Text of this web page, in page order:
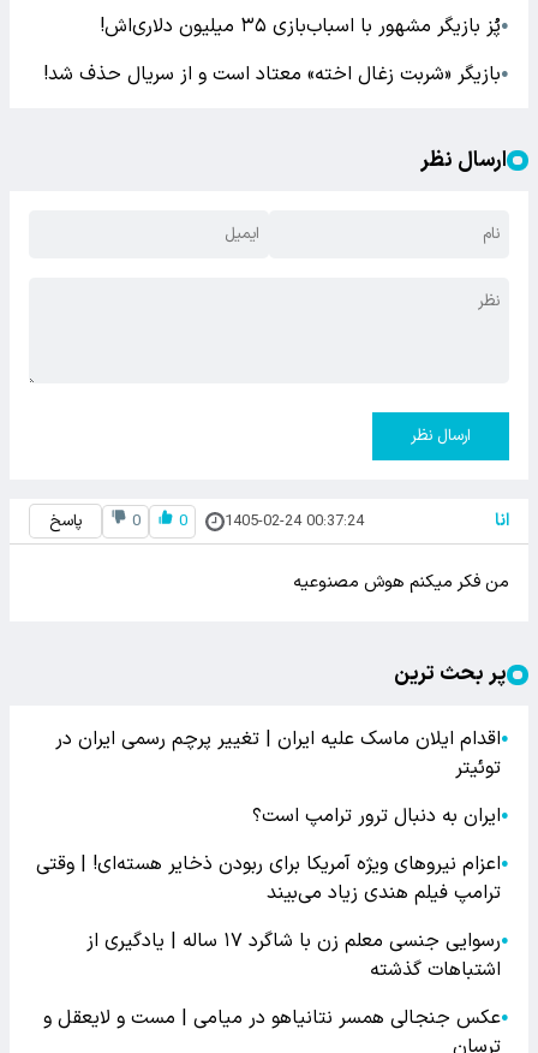
●پُز بازیگر مشهور با اسباب‌بازی ۳۵ میلیون دلاری‌اش!
●بازیگر «شربت زغال اخته» معتاد است و از سریال حذف شد!
ارسال نظر
ارسال نظر
انا 1405-02-24 00:37:24
0
0 پاسخ
من فکر میکنم هوش مصنوعیه
پر بحث ترین
●اقدام ایلان ماسک علیه ایران | تغییر پرچم رسمی ایران در
توئیتر
●ایران به دنبال ترور ترامپ است؟
●اعزام نیروهای ویژه آمریکا برای ربودن ذخایر هسته‌ای! | وقتی
ترامپ فیلم هندی زیاد می‌بیند
●
رسوایی جنسی معلم زن با شاگرد ۱۷ ساله | یادگیری از
اشتباهات گذشته
●عکس جنجالی همسر نتانیاهو در میامی | مست و لایعقل و
ترسان